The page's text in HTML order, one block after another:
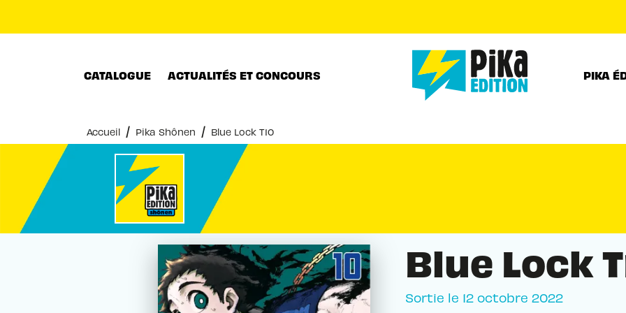
CATALOGUE ACTUALITÉS ET CONCOURS PIKA
Accueil / Pika Shônen / Blue Lock T10
Blue Lock
Sortie le 12 octobre 2022